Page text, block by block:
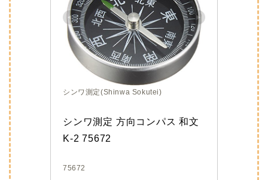
シンワ測定(Shinwa Sokutei)
シンワ測定 方向コンパス 和文
K-2 75672
75672